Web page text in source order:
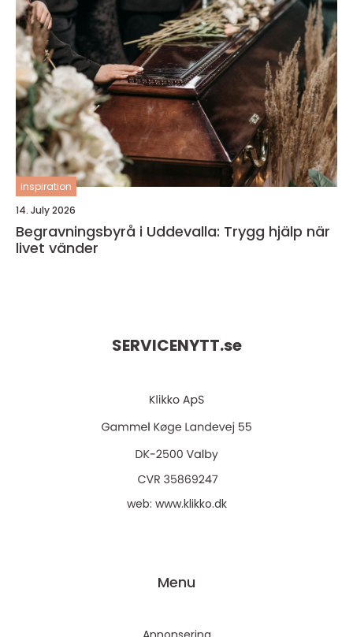
inspiration
14. July 2026
Begravningsbyrå i Uddevalla: Trygg hjälp när
livet vänder
SERVICENYTT.se
web: www.klikko.dk
Menu